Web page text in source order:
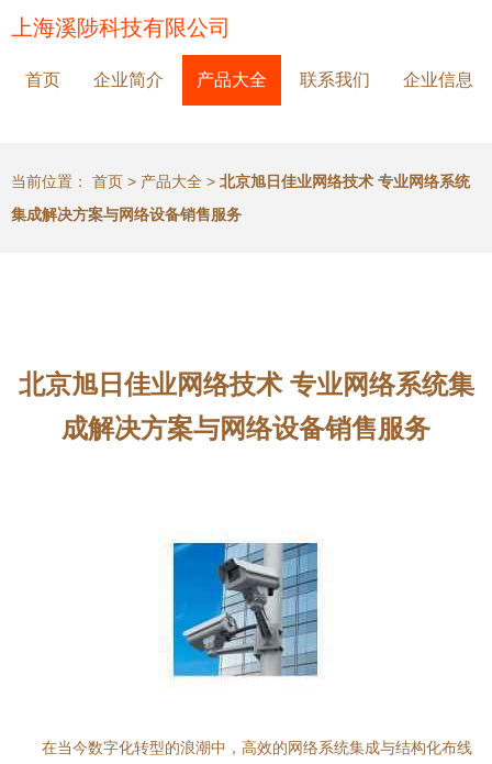
上海溪陟科技有限公司
首页 企业简介 产品大全 联系我们 企业信息
当前位置： 首页 > 产品大全 > 北京旭日佳业网络技术 专业网络系统
集成解决方案与网络设备销售服务
北京旭日佳业网络技术 专业网络系统集
成解决方案与网络设备销售服务
在当今数字化转型的浪潮中，高效的网络系统集成与结构化布线